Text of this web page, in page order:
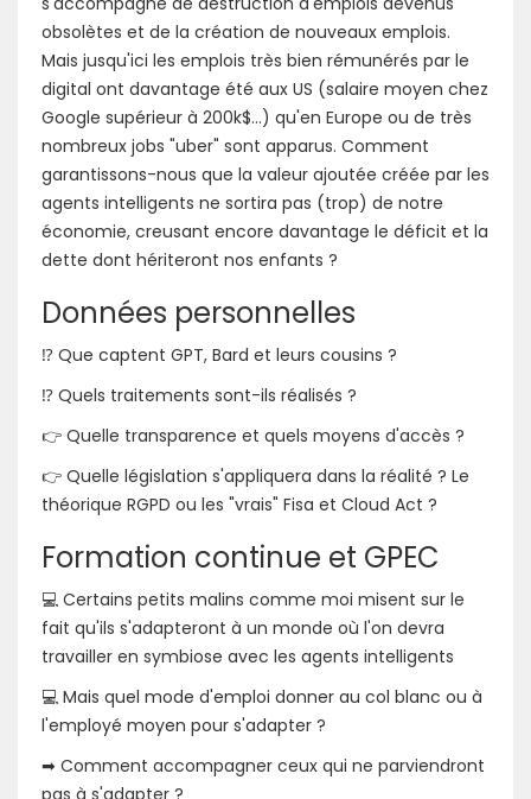
obsolètes et de la création de nouveaux emplois.
Mais jusqu'ici les emplois très bien rémunérés par le
digital ont davantage été aux US (salaire moyen chez
Google supérieur à 200k$...) qu'en Europe ou de très
nombreux jobs "uber" sont apparus. Comment
garantissons-nous que la valeur ajoutée créée par les
agents intelligents ne sortira pas (trop) de notre
économie, creusant encore davantage le déficit et la
dette dont hériteront nos enfants ?
Données personnelles
⁉ Que captent GPT, Bard et leurs cousins ?
⁉ Quels traitements sont-ils réalisés ?
👉 Quelle transparence et quels moyens d'accès ?
👉 Quelle législation s'appliquera dans la réalité ? Le
théorique RGPD ou les "vrais" Fisa et Cloud Act ?
Formation continue et GPEC
💻 Certains petits malins comme moi misent sur le
fait qu'ils s'adapteront à un monde où l'on devra
travailler en symbiose avec les agents intelligents
💻 Mais quel mode d'emploi donner au col blanc ou à
l'employé moyen pour s'adapter ?
➡ Comment accompagner ceux qui ne parviendront
pas à s'adapter ?